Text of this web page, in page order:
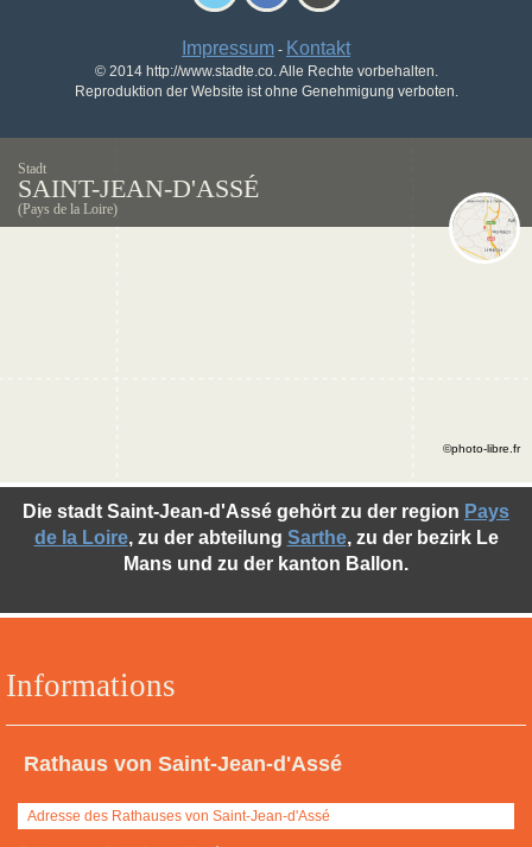
Impressum - Kontakt
© 2014 http://www.stadte.co. Alle Rechte vorbehalten.
Reproduktion der Website ist ohne Genehmigung verboten.
Stadt
SAINT-JEAN-D'ASSÉ
(Pays de la Loire)
Informations
Rathaus von Saint-Jean-d'Assé
Adresse des Rathauses von Saint-Jean-d'Assé
Die stadt Saint-Jean-d'Assé gehört zu der region Pays
de la Loire, zu der abteilung Sarthe, zu der bezirk Le
Mans und zu der kanton Ballon.
©photo-libre.fr